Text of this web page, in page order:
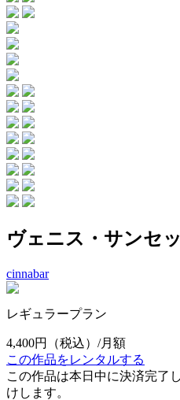
ヴェニス・サンセ
cinnabar
レギュラープラン
4,400円
（税込）/月額
この作品をレンタルする
この作品は本日中に決済完了
けします。